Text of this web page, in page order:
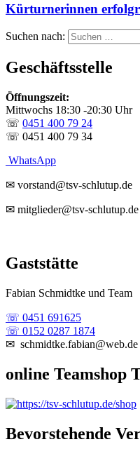
Kürturnerinnen
Suchen nach:
Geschäftsstelle
Öffnungszeit:
Mittwochs 18:30 -20:30 Uhr
☏ 0451 400 79 24
☏ 0451 400 79 34
WhatsApp
✉ vorstand@tsv-schlutup.de
✉ mitglieder@tsv-schlutup.de
Gaststätte
Fabian Schmidtke und Team
☏ 0451 691625
☏ 0152 0287 1874
✉ schmidtke.fabian@web.de
online Teamshop
Bevorstehende